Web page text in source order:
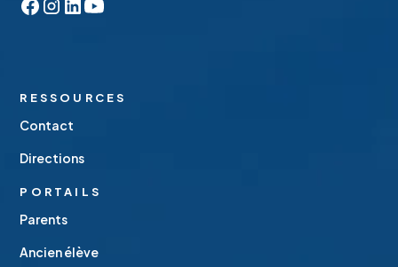
RESSOURCES
Contact
Directions
PORTAILS
Parents
Ancien élève